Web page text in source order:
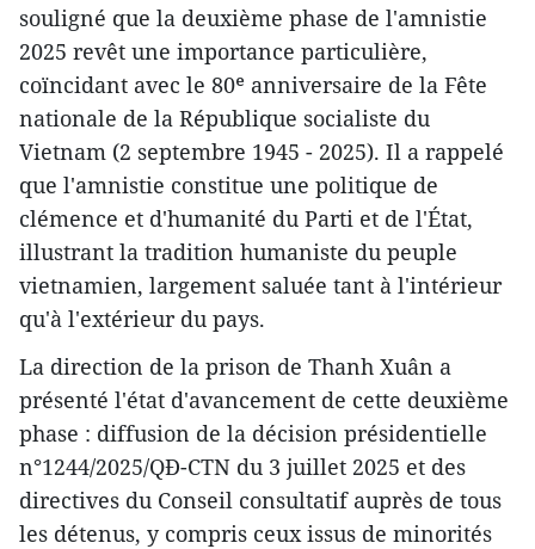
souligné que la deuxième phase de l'amnistie
2025 revêt une importance particulière,
coïncidant avec le 80ᵉ anniversaire de la Fête
nationale de la République socialiste du
Vietnam (2 septembre 1945 - 2025). Il a rappelé
que l'amnistie constitue une politique de
clémence et d'humanité du Parti et de l'État,
illustrant la tradition humaniste du peuple
vietnamien, largement saluée tant à l'intérieur
qu'à l'extérieur du pays.
La direction de la prison de Thanh Xuân a
présenté l'état d'avancement de cette deuxième
phase : diffusion de la décision présidentielle
n°1244/2025/QĐ-CTN du 3 juillet 2025 et des
directives du Conseil consultatif auprès de tous
les détenus, y compris ceux issus de minorités